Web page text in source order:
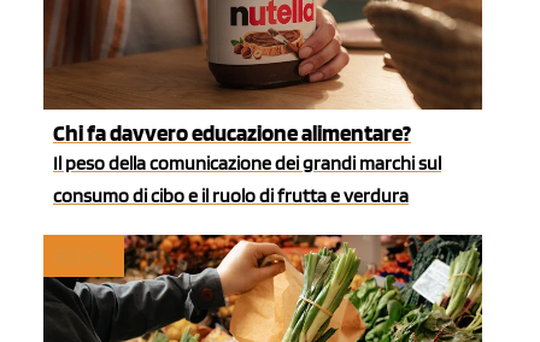
Chi fa davvero educazione alimentare?
Il peso della comunicazione dei grandi marchi sul
consumo di cibo e il ruolo di frutta e verdura